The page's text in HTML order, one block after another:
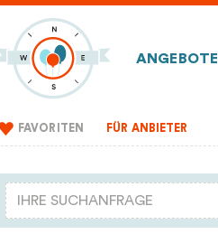
ANGEBOTE
FAVORITEN FÜR ANBIETER